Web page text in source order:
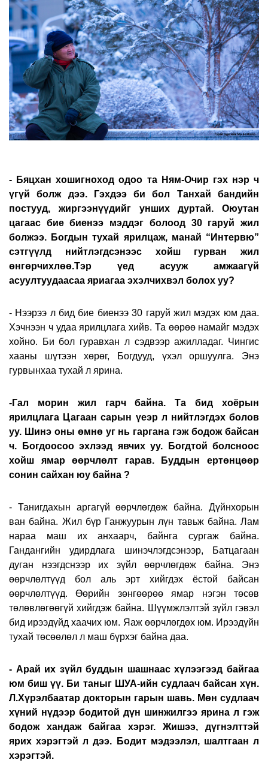
- Бяцхан хошигноход одоо та Ням-Очир гэх нэр ч
үгүй болж дээ. Гэхдээ би бол Танхай бандийн
постууд, жиргээнүүдийг унших дуртай. Оюутан
цагаас бие биенээ мэддэг болоод 30 гаруй жил
болжээ. Богдын тухай ярилцаж, манай “Интервю”
сэтгүүлд нийтлэгдсэнээс хойш гурван жил
өнгөрчихлөө.Тэр үед асууж амжаагүй
асуултуудаасаа яриагаа эхэлчихвэл болох уу?
- Нээрээ л бид бие биенээ 30 гаруй жил мэдэх юм даа.
Хэчнээн ч удаа ярилцлага хийв. Та өөрөө намайг мэдэх
хойно. Би бол гуравхан л сэдвээр ажилладаг. Чингис
хааны шүтээн хөрөг, Богдууд, үхэл оршуулга. Энэ
гурвынхаа тухай л ярина.
-Гал морин жил гарч байна. Та бид хоёрын
ярилцлага Цагаан сарын үеэр л нийтлэгдэх болов
уу. Шинэ оны өмнө уг нь гаргана гэж бодож байсан
ч. Богдоосоо эхлээд явчих уу. Богдтой болсноос
хойш ямар өөрчлөлт гарав. Буддын ертөнцөөр
сонин сайхан юу байна ?
- Танигдахын аргагүй өөрчлөгдөж байна. Дүйнхорын
ван байна. Жил бүр Ганжуурын лүн тавьж байна. Лам
нараа маш их анхаарч, байнга сургаж байна.
Гандангийн удирдлага шинэчлэгдсэнээр, Батцагаан
дуган нээгдснээр их зүйл өөрчлөгдөж байна. Энэ
өөрчлөлтүүд бол аль эрт хийгдэх ёстой байсан
өөрчлөлтүүд. Өөрийн зөнгөөрөө ямар нэгэн төсөв
төлөвлөгөөгүй хийгдэж байна. Шүүмжлэлтэй зүйл гэвэл
бид ирээдүйд хаачих юм. Яаж өөрчлөгдөх юм. Ирээдүйн
тухай төсөөлөл л маш бүрхэг байна даа.
- Арай их зүйл буддын шашнаас хүлээгээд байгаа
юм биш үү. Би таныг ШУА-ийн судлаач байсан хүн.
Л.Хүрэлбаатар докторын гарын шавь. Мөн судлаач
хүний нүдээр бодитой дүн шинжилгээ ярина л гэж
бодож хандаж байгаа хэрэг. Жишээ, дүгнэлттэй
ярих хэрэгтэй л дээ. Бодит мэдээлэл, шалтгаан л
хэрэгтэй.